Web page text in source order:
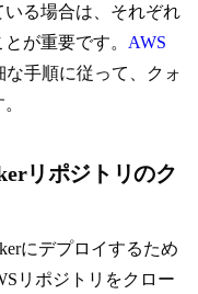
る場合は、それぞれ
が重要です。 AWS
な手順に従って、クォ
リポジトリのク
にデプロイするため
リポジトリをクロー